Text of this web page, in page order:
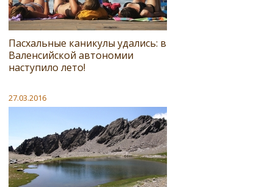
Пасхальные каникулы удались: в
Валенсийской автономии
наступило лето!
27.03.2016